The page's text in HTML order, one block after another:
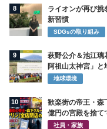
8
ライオンが再び
新習慣
SDGsの取り組み
9
萩野公介＆池江璃
阿祖山太神宮」と
地球環境
10
歓楽街の帝王・
億円の宮殿を捨て
社員・家族